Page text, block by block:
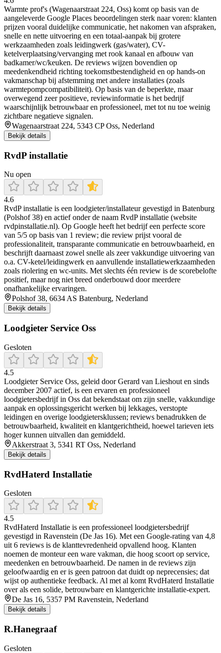
Warmte prof's (Wagenaarstraat 224, Oss) komt op basis van de
aangeleverde Google Places beoordelingen sterk naar voren: klanten
prijzen vooral duidelijke communicatie, het nakomen van afspraken,
snelle en nette uitvoering en een totaal-aanpak bij grotere
werkzaamheden zoals leidingwerk (gas/water), CV-
ketelverplaatsing/vervanging met rook kanaal en afbouw van
badkamer/wc/keuken. De reviews wijzen bovendien op
meedenkendheid richting toekomstbestendigheid en op hands-on
vakmanschap bij afstemming met andere installaties (zoals
warmtepompcompatibiliteit). Op basis van de beperkte, maar
overwegend zeer positieve, reviewinformatie is het bedrijf
waarschijnlijk betrouwbaar en professioneel, met tot nu toe weinig
zichtbare negatieve signalen.
Wagenaarstraat 224, 5343 CP Oss, Nederland
Bekijk details
RvdP installatie
Nu open
4.6
RvdP installatie is een loodgieter/installateur gevestigd in Batenburg
(Polshof 38) en actief onder de naam RvdP installatie (website
rvdpinstallatie.nl). Op Google heeft het bedrijf een perfecte score
van 5/5 op basis van 1 review; die review prijst vooral de
professionaliteit, transparante communicatie en betrouwbaarheid, en
beschrijft daarnaast zowel snelle als zeer vakkundige uitvoering van
o.a. CV-ketel/leidingwerk en aanvullende installatiewerkzaamheden
zoals riolering en wc-units. Met slechts één review is de scorebelofte
positief, maar nog niet breed onderbouwd door meerdere
onafhankelijke ervaringen.
Polshof 38, 6634 AS Batenburg, Nederland
Bekijk details
Loodgieter Service Oss
Gesloten
4.5
Loodgieter Service Oss, geleid door Gerard van Lieshout en sinds
december 2007 actief, is een ervaren en professioneel
loodgietersbedrijf in Oss dat bekendstaat om zijn snelle, vakkundige
aanpak en oplossingsgericht werken bij lekkages, verstopte
leidingen en overige loodgietersklussen; reviews benadrukken de
betrouwbaarheid, kwaliteit en klantgerichtheid, hoewel tarieven iets
hoger kunnen uitvallen dan gemiddeld.
Akkerstraat 3, 5341 RT Oss, Nederland
Bekijk details
RvdHaterd Installatie
Gesloten
4.5
RvdHaterd Installatie is een professioneel loodgietersbedrijf
gevestigd in Ravenstein (De Jas 16). Met een Google-rating van 4,8
uit 6 reviews is de klanttevredenheid opvallend hoog. Klanten
noemen de monteur een ware vakman, die hoog scoort op service,
meedenken en betrouwbaarheid. De namen in de reviews zijn
geloofwaardig en er is geen patroon dat duidt op neprecensies; dat
wijst op authentieke feedback. Al met al komt RvdHaterd Installatie
over als een solide, betrouwbare en klantgerichte installatie-expert.
De Jas 16, 5357 PM Ravenstein, Nederland
Bekijk details
R.Hanegraaf
Gesloten